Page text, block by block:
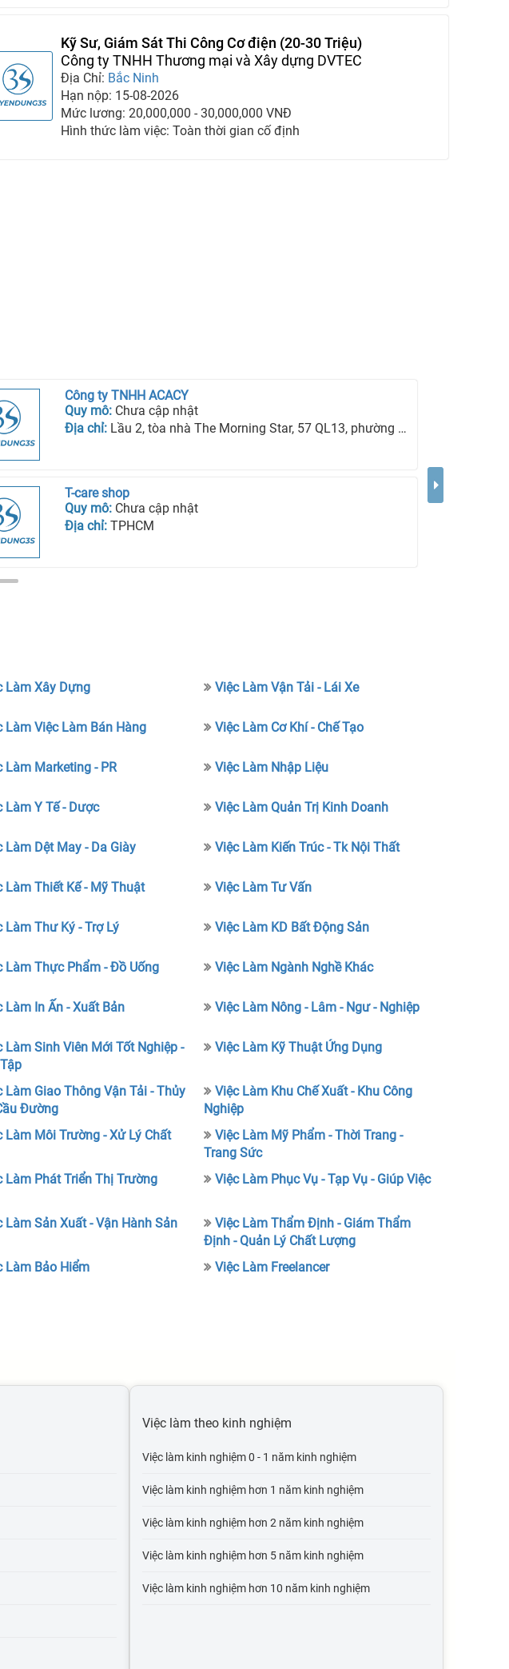
Kỹ Sư, Giám Sát Thi Công Cơ điện (20-30 Triệu)
Công ty TNHH Thương mại và Xây dựng DVTEC
Địa Chỉ: Bắc Ninh
Hạn nộp: 15-08-2026
Mức lương: 20,000,000 - 30,000,000 VNĐ
Hình thức làm việc: Toàn thời gian cố định
Công ty TNHH ACACY
Quy mô: Chưa cập nhật
Địa chỉ: Lầu 2, tòa nhà The Morning Star, 57 QL13, phường 26, quận Bình Thạnh, TP Hồ Chí Minh.
T-care shop
Quy mô: Chưa cập nhật
Địa chỉ: TPHCM
Làm Xây Dựng Việc Làm Vận Tải - Lái Xe
Làm Việc Làm Bán Hàng Việc Làm Cơ Khí - Chế Tạo
Làm Marketing - PR Việc Làm Nhập Liệu
Làm Y Tế - Dược Việc Làm Quản Trị Kinh Doanh
Làm Dệt May - Da Giày Việc Làm Kiến Trúc - Tk Nội Thất
Làm Thiết Kế - Mỹ Thuật Việc Làm Tư Vấn
Làm Thư Ký - Trợ Lý Việc Làm KD Bất Động Sản
Làm Thực Phẩm - Đồ Uống Việc Làm Ngành Nghề Khác
Làm In Ấn - Xuất Bản Việc Làm Nông - Lâm - Ngư - Nghiệp
Làm Sinh Viên Mới Tốt Nghiệp -
Việc Làm Kỹ Thuật Ứng Dụng
Làm Giao Thông Vận Tải - Thủy
Đường
Việc Làm Khu Chế Xuất - Khu Công
Nghiệp
Làm Môi Trường - Xử Lý Chất
Việc Làm Mỹ Phẩm - Thời Trang -
Trang Sức
Làm Phát Triển Thị Trường Việc Làm Phục Vụ - Tạp Vụ - Giúp Việc
Làm Sản Xuất - Vận Hành Sản
Việc Làm Thẩm Định - Giám Thẩm
Định - Quản Lý Chất Lượng
Làm Bảo Hiểm Việc Làm Freelancer
Việc làm theo kinh nghiệm
Việc làm kinh nghiệm 0 - 1 năm kinh nghiệm
Việc làm kinh nghiệm hơn 1 năm kinh nghiệm
Việc làm kinh nghiệm hơn 2 năm kinh nghiệm
Việc làm kinh nghiệm hơn 5 năm kinh nghiệm
Việc làm kinh nghiệm hơn 10 năm kinh nghiệm